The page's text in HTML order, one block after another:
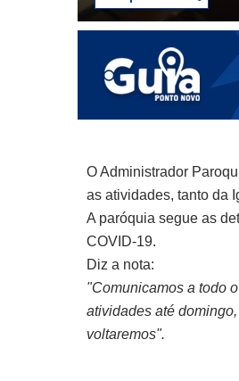
O Administrador
as atividades, tanto da
A paróquia segue as
COVID-19.
Diz a nota:
"Comunicamos a todo
atividades até
voltaremos".